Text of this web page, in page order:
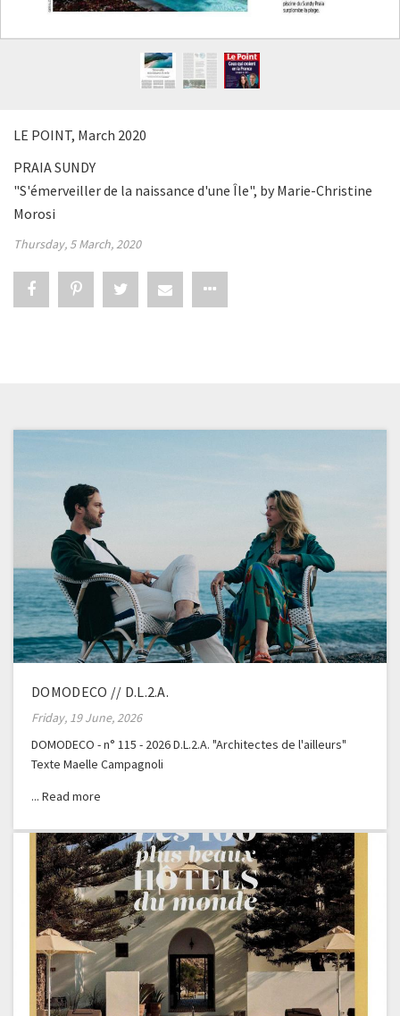
LE POINT, March 2020
PRAIA SUNDY
"S'émerveiller de la naissance d'une Île", by Marie-Christine
Morosi
Thursday, 5 March, 2020
DOMODECO // D.L.2.A.
Friday, 19 June, 2026
DOMODECO - n° 115 - 2026 D.L.2.A. "Architectes de l'ailleurs"
Texte Maelle Campagnoli